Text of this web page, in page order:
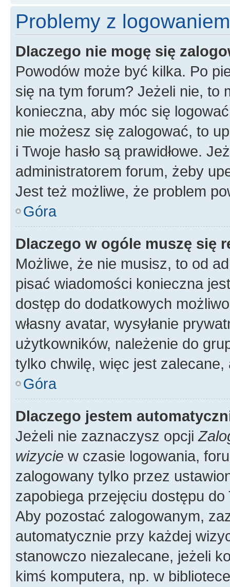
Problemy z
Dlaczego nie mogę się
Powodów może być kilka. Po
się na tym forum? Jeżeli nie, to
konieczna, aby móc się
nie możesz się zalogować, to
i Twoje hasło są prawidłowe.
administratorem forum, żeby
Jest też możliwe, że problem
Góra
Dlaczego w ogóle muszę się
Możliwe, że nie musisz, to od
pisać wiadomości konieczna
dostęp do dodatkowych
własny avatar, wysyłanie
użytkowników, należenie do
tylko chwilę, więc jest zalecane,
Góra
Dlaczego jestem
Jeżeli nie zaznaczysz opcji
wizycie w czasie logowania,
zalogowany tylko przez
zapobiega przejęciu dostępu
Aby pozostać zalogowanym,
automatycznie przy każdej
stanowczo niezalecane, jeżeli
kimś komputera, np. w